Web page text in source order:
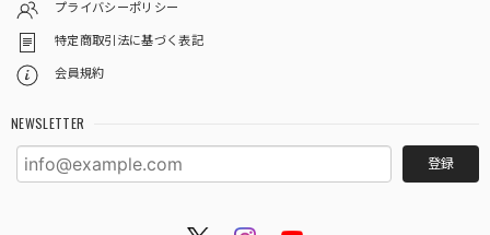
プライバシーポリシー
特定商取引法に基づく表記
会員規約
NEWSLETTER
登録